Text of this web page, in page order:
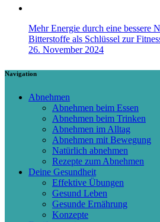
Mehr Energie durch eine bessere
Bitterstoffe als Schlüssel zur
26. November 2024
Navigation
Abnehmen
Abnehmen beim Essen
Abnehmen beim Trinken
Abnehmen im Alltag
Abnehmen mit Bewegung
Natürlich abnehmen
Rezepte zum Abnehmen
Deine Gesundheit
Effektive Übungen
Gesund Leben
Gesunde Ernährung
Konzepte